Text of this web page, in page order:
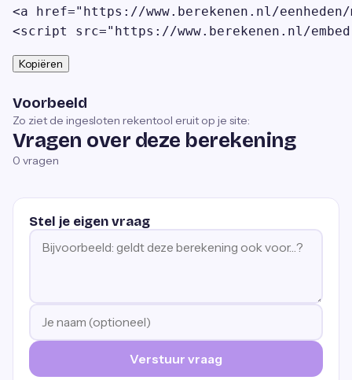
<a href="https://www.berekenen.nl/eenheden/
<script src="https://www.berekenen.nl/
Kopiëren
Voorbeeld
Zo ziet de ingesloten rekentool eruit op je site:
Vragen over deze berekening
0 vragen
Stel je eigen vraag
Verstuur vraag